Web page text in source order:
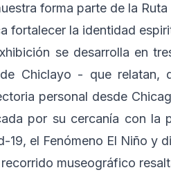
forma parte de la
fortalecer la identidad
se desarrolla en
Chiclayo - que relatan,
personal desde
por su cercanía con la
19, el Fenómeno El Niño y
recorrido museográfico